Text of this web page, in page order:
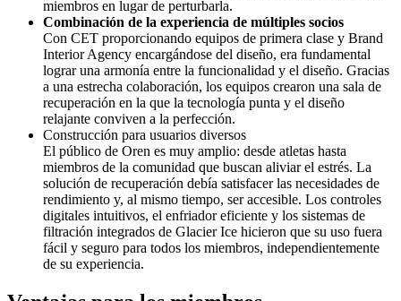
miembros en lugar de perturbarla.
Combinación de la experiencia de múltiples socios
Con CET proporcionando equipos de primera clase y Brand
Interior Agency encargándose del diseño, era fundamental
lograr una armonía entre la funcionalidad y el diseño. Gracias
a una estrecha colaboración, los equipos crearon una sala de
recuperación en la que la tecnología punta y el diseño
relajante conviven a la perfección.
Construcción para usuarios diversos
El público de Oren es muy amplio: desde atletas hasta
miembros de la comunidad que buscan aliviar el estrés. La
solución de recuperación debía satisfacer las necesidades de
rendimiento y, al mismo tiempo, ser accesible. Los controles
digitales intuitivos, el enfriador eficiente y los sistemas de
filtración integrados de Glacier Ice hicieron que su uso fuera
fácil y seguro para todos los miembros, independientemente
de su experiencia.